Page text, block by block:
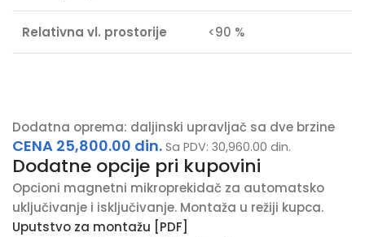
Relativna vl. prostorije <90 %
Dodatna oprema: daljinski upravljač sa dve brzine
CENA 25,800.00 din. Sa PDV: 30,960.00 din.
Dodatne opcije pri kupovini
Opcioni magnetni mikroprekidač za automatsko
uključivanje i isključivanje. Montaža u režiji kupca.
Uputstvo za montažu [PDF]